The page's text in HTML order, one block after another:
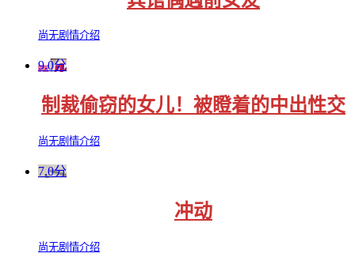
尚无剧情介绍
9.0分
制裁偷窃的女儿！被瞪着的中出性交
尚无剧情介绍
7.0分
冲动
尚无剧情介绍